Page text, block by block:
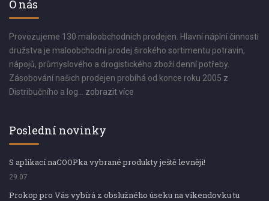
O nás
Provozujeme 130 maloobchodních prodejen. Hlavní náplní činnosti
družstva je maloobchodní prodej širokého sortimentu potravin,
nápojů, průmyslového a drogistického zboží denní potřeby.
Zásobování našich prodejen probíhá od konce roku 2005 z
Distribučního a log... zobrazit více
Poslední novinky
S aplikací naCOOPka vybrané produkty ještě levněji!
29.07
Prokop pro Vás vybírá z obslužného úseku na víkendovku tu